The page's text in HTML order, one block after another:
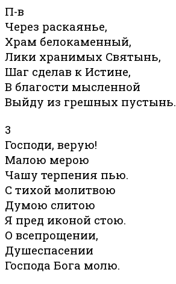
П-в
Через раскаянье,
Храм белокаменный,
Лики хранимых Святынь,
Шаг сделав к Истине,
В благости мысленной
Выйду из грешных пустынь.
3
Господи, верую!
Малою мерою
Чашу терпения пью.
С тихой молитвою
Думою слитою
Я пред иконой стою.
О всепрощении,
Душеспасении
Господа Бога молю.